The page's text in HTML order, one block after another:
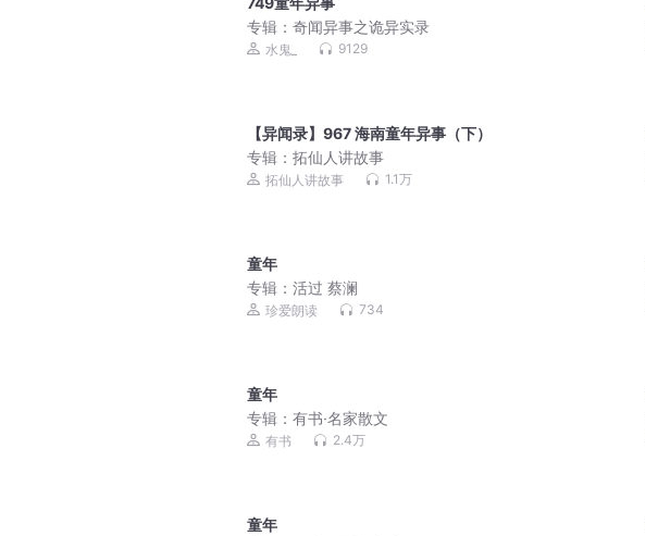
专辑： 奇闻异事之诡异实录
水鬼_ 9129
【异闻录】967 海南童年异事（下）
专辑： 拓仙人讲故事
拓仙人讲故事 1.1万
童年
专辑： 活过 蔡澜
珍爱朗读 734
童年
专辑： 有书·名家散文
有书 2.4万
童年